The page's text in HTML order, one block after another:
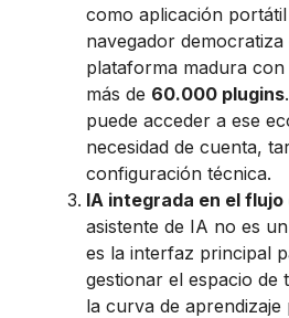
como aplicación
navegador
plataforma madura con
más de 60.000 plugins
puede acceder a ese
necesidad de cuenta,
configuración técnica.
IA integrada en el
asistente de IA no es
es la interfaz principal
gestionar el espacio de
la curva de aprendizaje